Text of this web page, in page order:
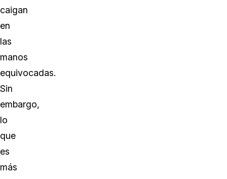
caigan
en
las
manos
equivocadas.
Sin
embargo,
lo
que
es
más